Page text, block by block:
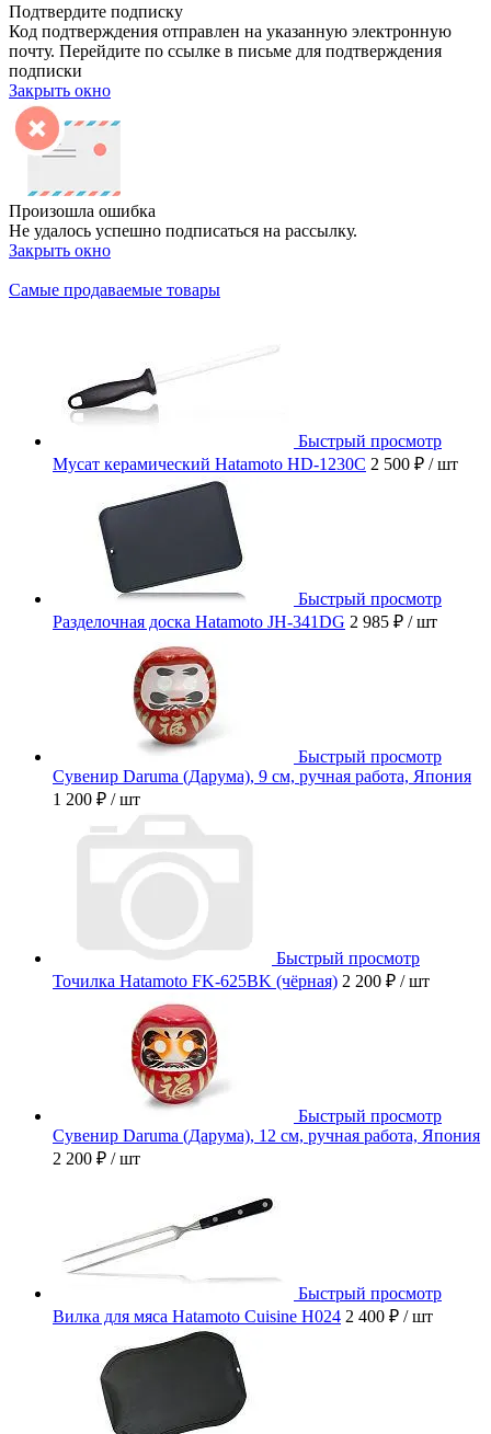
Подтвердите подписку
Код подтверждения отправлен на указанную электронную
почту. Перейдите по ссылке в письме для подтверждения
подписки
Закрыть окно
Произошла ошибка
Не удалось успешно подписаться на рассылку.
Закрыть окно
Самые продаваемые товары
Быстрый просмотр
Мусат керамический Hatamoto HD-1230C 2 500 ₽ / шт
Быстрый просмотр
Разделочная доска Hatamoto JH-341DG 2 985 ₽ / шт
Быстрый просмотр
Сувенир Daruma (Дарума), 9 см, ручная работа, Япония
1 200 ₽ / шт
Быстрый просмотр
Точилка Hatamoto FK-625BK (чёрная) 2 200 ₽ / шт
Быстрый просмотр
Сувенир Daruma (Дарума), 12 см, ручная работа, Япония
2 200 ₽ / шт
Быстрый просмотр
Вилка для мяса Hatamoto Cuisine H024 2 400 ₽ / шт